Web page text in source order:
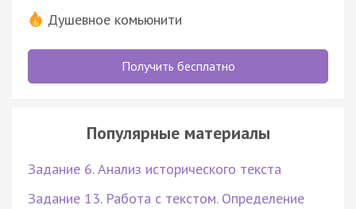
Душевное комьюнити
Получить бесплатно
Популярные материалы
Задание 6. Анализ исторического текста
Задание 13. Работа с текстом. Определение